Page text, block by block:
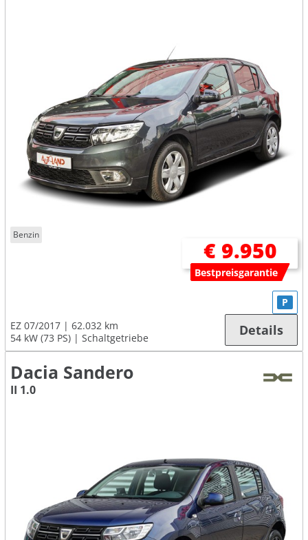
Benzin
€ 9.950
Bestpreisgarantie
EZ 07/2017
62.032 km
54 kW (73 PS)
Schaltgetriebe
P
Details
Dacia Sandero
II 1.0